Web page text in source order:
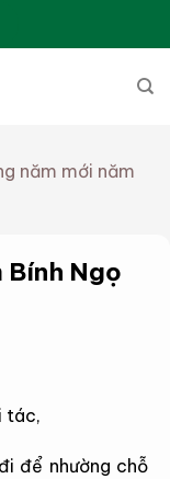
năm mới năm
Bính Ngọ
tác,
để nhường chỗ